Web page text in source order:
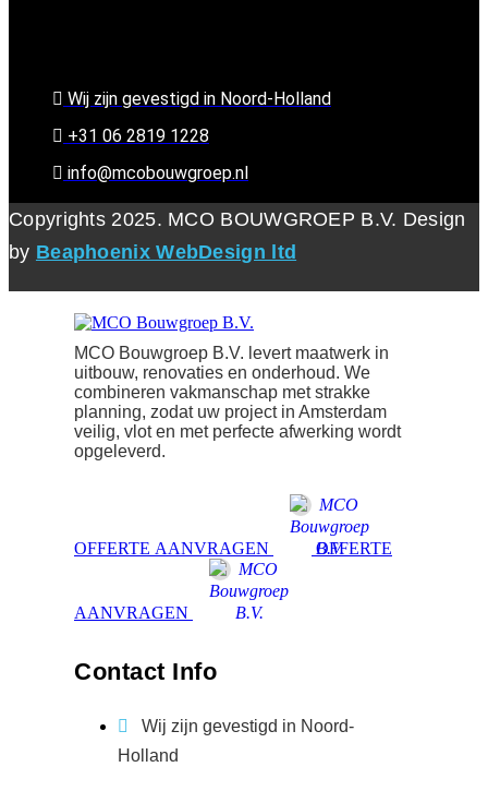
Wij zijn gevestigd in Noord-Holland
+31 06 2819 1228
info@mcobouwgroep.nl
Copyrights 2025. MCO BOUWGROEP B.V. Design
by Beaphoenix WebDesign ltd
MCO Bouwgroep B.V. levert maatwerk in
uitbouw, renovaties en onderhoud. We
combineren vakmanschap met strakke
planning, zodat uw project in Amsterdam
veilig, vlot en met perfecte afwerking wordt
opgeleverd.
OFFERTЕ AANVRAGEN OFFERTЕ
AANVRAGEN
Contact Info
Wij zijn gevestigd in Noord-
Holland